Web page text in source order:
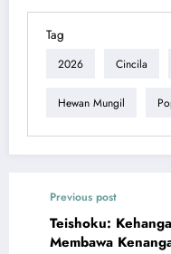
Tag
2026 Cincila
Hewan Mungil
Previous post
Teishoku:
Membawa